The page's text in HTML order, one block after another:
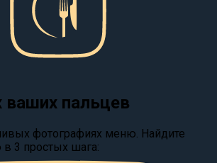
ваших пальцев
фотографиях меню. Найдите
3 простых шага: